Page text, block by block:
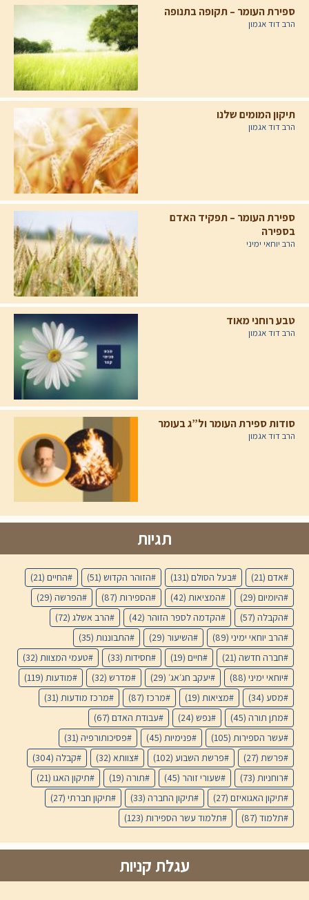
ספירת העומר – תקופה בתנופה
הרב דוד אגמון
תיקון המומים שלנו
הרב דוד אגמון
ספירת העומר – תפקיד האדם
בספירה
הרב יוחאי ימיני
טבע רוחני מאוד
הרב דוד אגמון
סודות ספירת העומר ול”ג בעומר
הרב דוד אגמון
תגיות
אדם (21) בעל הסולם (131) הזוהר הקדוש (51) החיים (21)
היומיום (29) המציאות (42) הספירות (87) הפרשה (29)
הקבלה (57) הקדמה לספר הזוהר (42) הרב אשלג (72)
הרב יוחאי ימיני (89) השיעור (29) התבוננות (35)
חברה חדשה (21) חיים (19) חסידות (33) טעמי המצוות (32)
יוחאי ימיני (88) יעקב חג׳אג׳ (29) מדרש (32) מודעות (119)
מסע (34) מציאות (19) מרכז (87) מרכז מודעות (31)
מתן תורה (45) נפש (24) עבודת האדם (67)
עשר הספירות (105) פנימיות (45) פסיכותורפיה (31)
פרשת (27) פרשת השבוע (102) צוותא (32) קבלה (304)
רוחניות (73) שעורי זוהר (45) תורה (19) תיקון האגו (21)
תיקון האגואיזם (27) תיקון החברה (33) תיקון חברתי (27)
תלמוד (87) תלמוד עשר הספירות (123)
עגלת קניות